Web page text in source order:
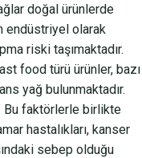
doğal ürünlerde
endüstriyel olarak
riski taşımaktadır.
food türü ürünler, bazı
yağ bulunmaktadır.
Bu faktörlerle birlikte
hastalıkları, kanser
sebep olduğu